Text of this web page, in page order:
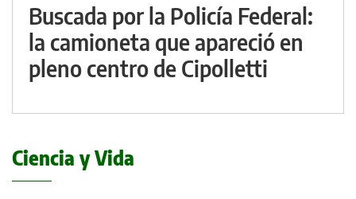
Buscada por la Policía Federal:
la camioneta que apareció en
pleno centro de Cipolletti
Ciencia y Vida